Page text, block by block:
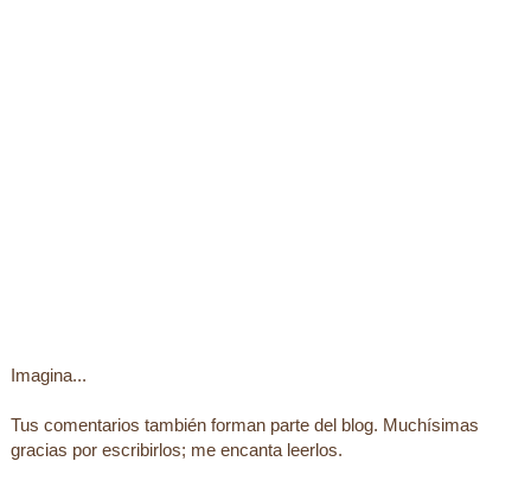
Imagina...
Tus comentarios también forman parte del blog. Muchísimas
gracias por escribirlos; me encanta leerlos.